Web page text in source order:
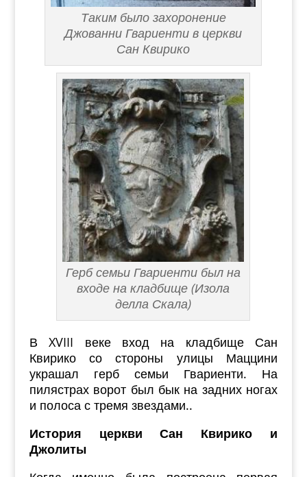
Таким было захоронение
Джованни Гвариенти в церкви
Сан Квирико
Герб семьи Гвариенти был на
входе на кладбище (Изола
делла Скала)
В XVIII веке вход на кладбище Сан
Квирико со стороны улицы Маццини
украшал герб семьи Гвариенти. На
пилястрах ворот был бык на задних ногах
и полоса с тремя звездами..
История церкви Сан Квирико и
Джолиты